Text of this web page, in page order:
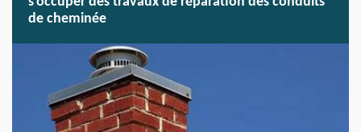
de cheminée